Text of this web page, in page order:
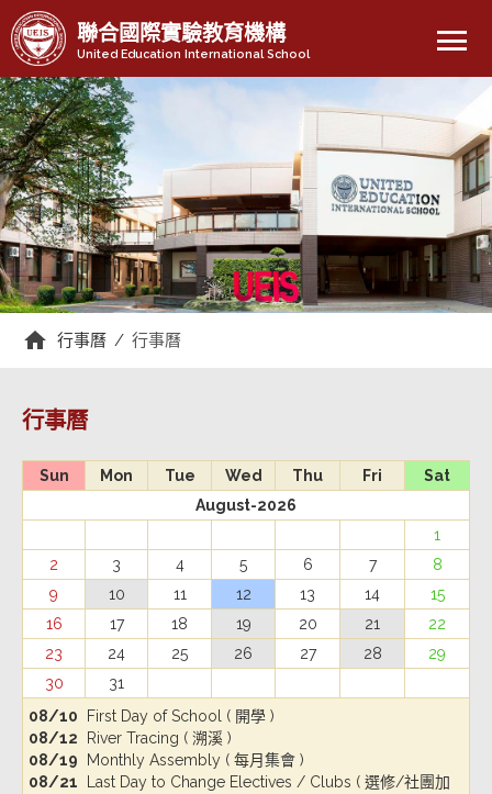
聯合國際實驗教育機構
United Education International School menu
行事曆 / 行事曆
行事曆
Sun Mon Tue Wed Thu Fri
Sat
August-2026
1
2
3 4 5 6 7
8
9
10 11 12 13 14
15
16
17 18 19 20 21
22
23
24 25 26 27 28
29
30
31
08/10 First Day of School ( 開學 )
08/12 River Tracing ( 溯溪 )
08/19 Monthly Assembly ( 每月集會 )
08/21 Last Day to Change Electives / Clubs ( 選修/社團加